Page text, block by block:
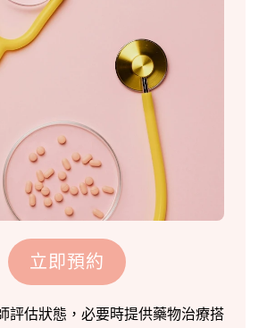
立即預約
評估狀態，必要時提供藥物治療搭